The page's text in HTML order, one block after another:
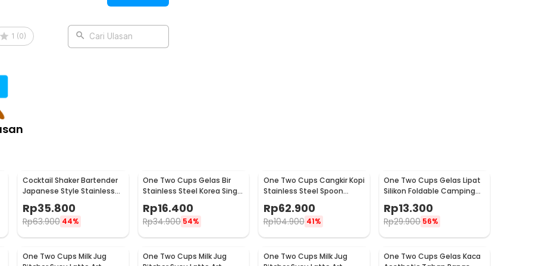
kafe sebagai alat saji yang fungsional
harian Anda.
Panas Coffee 160ml - YD6
1 (0) Cari Ulasan
Cocktail Shaker Bartender
Japanese Style Stainless
Steel 200ml
Rp35.800
Rp63.900 44%
One Two Cups Gelas Bir
Stainless Steel Korea Single
Wall Glass 180ml - J070
Rp16.400
Rp34.900 54%
One Two Cups Cangkir Kopi
Stainless Steel Spoon
Saucer Cup 120ml - 201
Rp62.900
Rp104.900 41%
One Two Cups Gelas Lipat
Silikon Foldable Camping
with Strap 200ml - F120
Rp13.300
Rp29.900 56%
One Two Cups Milk Jug
One Two Cups Milk Jug
One Two Cups Milk Jug
One Two Cups Gelas Kaca